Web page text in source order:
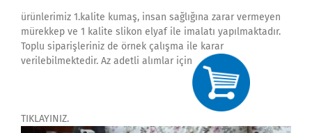
ürünlerimiz 1.kalite kumaş, insan sağlığına zarar vermeyen
mürekkep ve 1 kalite slikon elyaf ile imalatı yapılmaktadır.
Toplu siparişleriniz de örnek çalışma ile karar
verilebilmektedir. Az adetli alımlar için
TIKLAYINIZ.